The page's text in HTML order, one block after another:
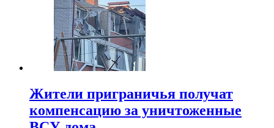
Жители приграничья получат
компенсацию за уничтоженные